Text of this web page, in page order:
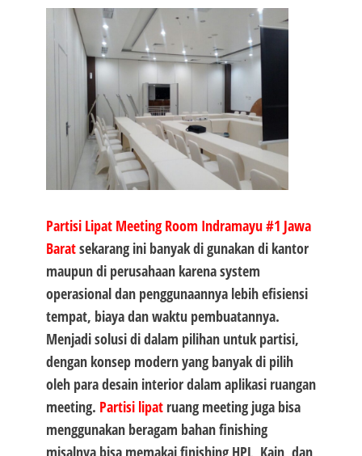
Partisi Lipat Meeting Room Indramayu #1 Jawa
Baratsekarang ini banyak di gunakan di kantor
maupun di perusahaan karena system
operasional dan penggunaannya lebih efisiensi
tempat, biaya dan waktu pembuatannya.
Menjadi solusi di dalam pilihan untuk partisi,
dengan konsep modern yang banyak di pilih
oleh para desain interior dalam aplikasi ruangan
meeting. Partisi lipatruang meeting juga bisa
menggunakan beragam bahan finishing
misalnya bisa memakai finishing HPL, Kain, dan